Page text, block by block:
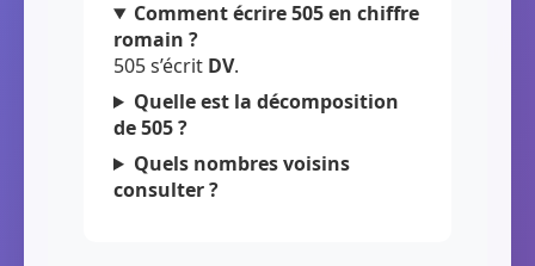
Comment écrire 505 en chiffre
romain ?
505 s’écrit DV.
Quelle est la décomposition
de 505 ?
Quels nombres voisins
consulter ?